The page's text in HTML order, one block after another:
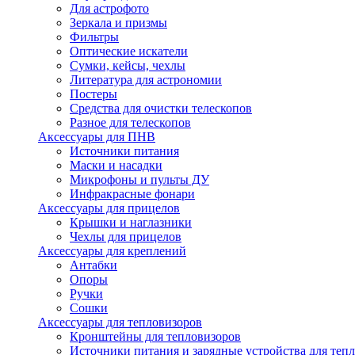
Для астрофото
Зеркала и призмы
Фильтры
Оптические искатели
Сумки, кейсы, чехлы
Литература для астрономии
Постеры
Средства для очистки телескопов
Разное для телескопов
Аксессуары для ПНВ
Источники питания
Маски и насадки
Микрофоны и пульты ДУ
Инфракрасные фонари
Аксессуары для прицелов
Крышки и наглазники
Чехлы для прицелов
Аксессуары для креплений
Антабки
Опоры
Ручки
Сошки
Аксессуары для тепловизоров
Кронштейны для тепловизоров
Источники питания и зарядные устройства для